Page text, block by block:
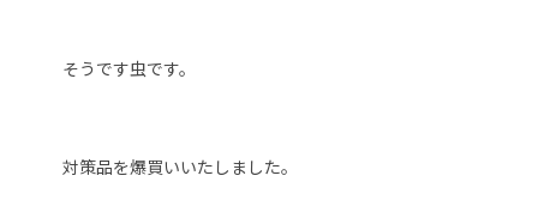
そうです虫です。
対策品を爆買いいたしました。